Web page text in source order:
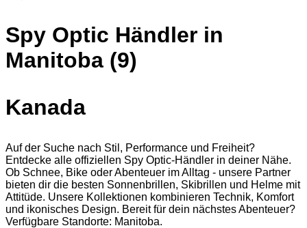
Spy Optic Händler in
Manitoba (9)
Kanada
Auf der Suche nach Stil, Performance und Freiheit?
Entdecke alle offiziellen Spy Optic-Händler in deiner Nähe.
Ob Schnee, Bike oder Abenteuer im Alltag - unsere Partner
bieten dir die besten Sonnenbrillen, Skibrillen und Helme mit
Attitüde. Unsere Kollektionen kombinieren Technik, Komfort
und ikonisches Design. Bereit für dein nächstes Abenteuer?
Verfügbare Standorte: Manitoba.